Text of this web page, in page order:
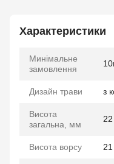
Характеристики
Минімальне
замовлення
Дизайн трави з
Висота
загальна, мм
22
Висота ворсу